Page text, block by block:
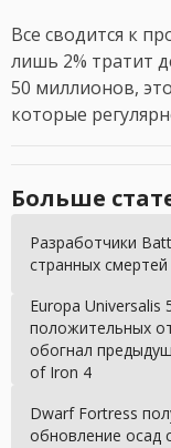
Все сводится к
лишь 2% тратит
50 миллионов,
которые
Больше
Разработчики
странных
Europa Universalis
положительных
обогнал
of Iron 4
Dwarf Fortress
обновление осад